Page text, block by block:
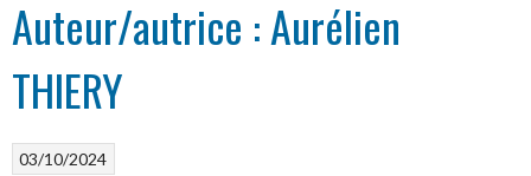
Auteur/autrice :Aurélien
THIERY
03/10/2024